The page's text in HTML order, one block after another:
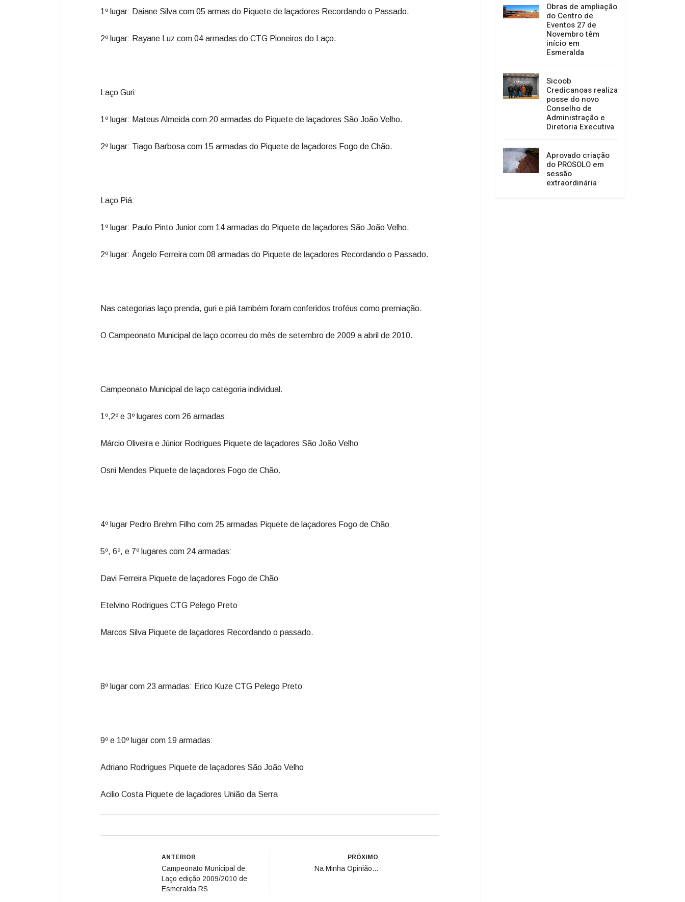
1º lugar: Daiane Silva com 05 armas do Piquete de laçadores Recordando o Passado.
2º lugar: Rayane Luz com 04 armadas do CTG Pioneiros do Laço.
Laço Guri:
1º lugar: Mateus Almeida com 20 armadas do Piquete de laçadores São João Velho.
2º lugar: Tiago Barbosa com 15 armadas do Piquete de laçadores Fogo de Chão.
Laço Piá:
1º lugar: Paulo Pinto Junior com 14 armadas do Piquete de laçadores São João Velho.
2º lugar: Ângelo Ferreira com 08 armadas do Piquete de laçadores Recordando o Passado.
Nas categorias laço prenda, guri e piá também foram conferidos troféus como premiação.
O Campeonato Municipal de laço ocorreu do mês de setembro de 2009 a abril de 2010.
Campeonato Municipal de laço categoria individual.
1º,2º e 3º lugares com 26 armadas:
Márcio Oliveira e Júnior Rodrigues Piquete de laçadores São João Velho
Osni Mendes Piquete de laçadores Fogo de Chão.
4º lugar Pedro Brehm Filho com 25 armadas Piquete de laçadores Fogo de Chão
5º, 6º, e 7º lugares com 24 armadas:
Davi Ferreira Piquete de laçadores Fogo de Chão
Etelvino Rodrigues CTG Pelego Preto
Marcos Silva Piquete de laçadores Recordando o passado.
8º lugar com 23 armadas: Erico Kuze CTG Pelego Preto
9º e 10º lugar com 19 armadas:
Adriano Rodrigues Piquete de laçadores São João Velho
Acilio Costa Piquete de laçadores União da Serra
ANTERIOR
Campeonato Municipal de
Laço edição 2009/2010 de
Esmeralda RS
PRÓXIMO
Na Minha Opinião...
Obras de ampliação
do Centro de
Eventos 27 de
Novembro têm
início em
Esmeralda
Sicoob
Credicanoas realiza
posse do novo
Conselho de
Administração e
Diretoria Executiva
Aprovado criação
do PROSOLO em
sessão
extraordinária